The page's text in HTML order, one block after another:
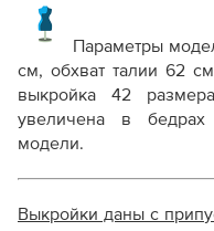
Параметры
см, обхват талии 62
выкройка 42
увеличена в
модели.
Выкройки даны с